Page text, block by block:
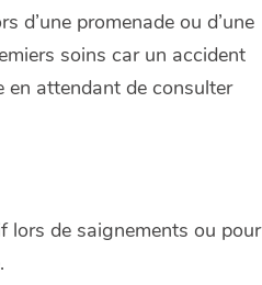
d’une promenade ou d’une
soins car un accident
en attendant de consulter
lors de saignements ou pour